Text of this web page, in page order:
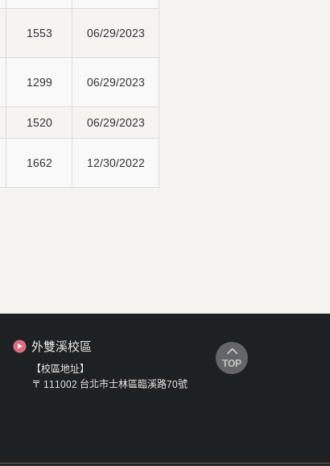
1553 06/29/2023
1299 06/29/2023
1520 06/29/2023
1662 12/30/2022
外雙溪校區
【校區地址】
〒 111002 台北市士林區臨溪路70號
TOP